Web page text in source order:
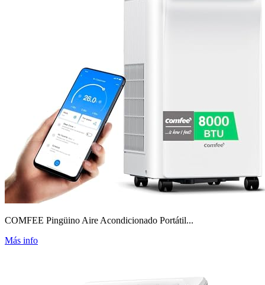
COMFEE Pingüino Aire Acondicionado Portátil...
Más info